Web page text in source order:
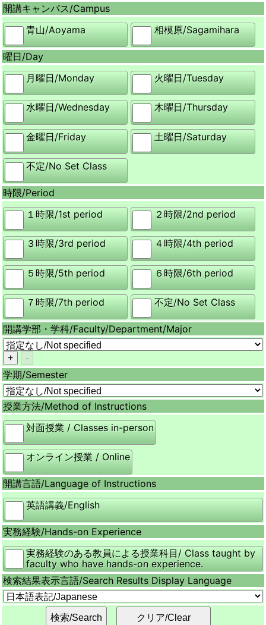
開講キャンパス/Campus
青山/Aoyama 相模原/Sagamihara
曜日/Day
月曜日/Monday 火曜日/Tuesday
水曜日/Wednesday 木曜日/Thursday
金曜日/Friday 土曜日/Saturday
不定/No Set Class
時限/Period
１時限/1st period ２時限/2nd period
３時限/3rd period ４時限/4th period
５時限/5th period ６時限/6th period
７時限/7th period 不定/No Set Class
開講学部・学科/Faculty/Department/Major
学期/Semester
授業方法/Method of Instructions
対面授業 / Classes in-person
オンライン授業 / Online
開講言語/Language of Instructions
英語講義/English
実務経験/Hands-on Experience
実務経験のある教員による授業科目/ Class taught by
faculty who have hands-on experience.
検索結果表示言語/Search Results Display Language